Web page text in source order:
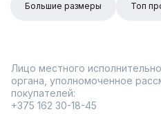
Большие размеры Топ
Лицо местного
органа, уполномоченное
покупателей:
+375 162 30-18-45